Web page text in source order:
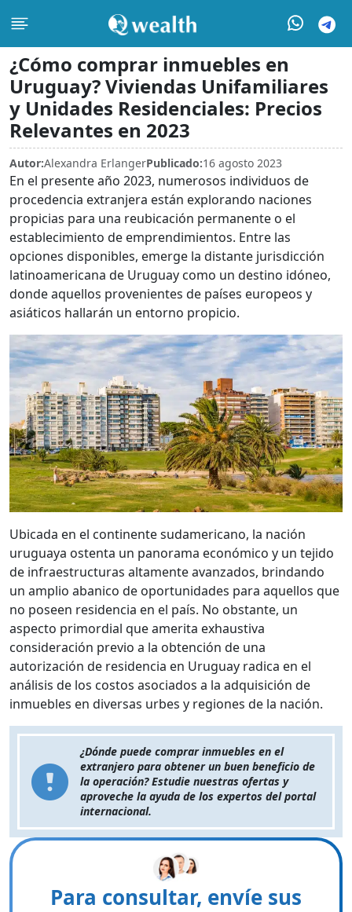
¿Cómo comprar inmuebles en
Uruguay? Viviendas Unifamiliares
y Unidades Residenciales: Precios
Relevantes en 2023
Autor:Alexandra ErlangerPublicado:16 agosto 2023
En el presente año 2023, numerosos individuos de
procedencia extranjera están explorando naciones
propicias para una reubicación permanente o el
establecimiento de emprendimientos. Entre las
opciones disponibles, emerge la distante jurisdicción
latinoamericana de Uruguay como un destino idóneo,
donde aquellos provenientes de países europeos y
asiáticos hallarán un entorno propicio.
Ubicada en el continente sudamericano, la nación
uruguaya ostenta un panorama económico y un tejido
de infraestructuras altamente avanzados, brindando
un amplio abanico de oportunidades para aquellos que
no poseen residencia en el país. No obstante, un
aspecto primordial que amerita exhaustiva
consideración previo a la obtención de una
autorización de residencia en Uruguay radica en el
análisis de los costos asociados a la adquisición de
inmuebles en diversas urbes y regiones de la nación.
¿Dónde puede comprar inmuebles en el
extranjero para obtener un buen beneficio de
la operación? Estudie nuestras ofertas y
aproveche la ayuda de los expertos del portal
internacional.
Para consultar, envíe sus